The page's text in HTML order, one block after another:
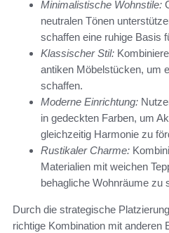
Minimalistische Wohnstile:
neutralen Tönen
schaffen eine ruhige Basis
Klassischer Stil:
antiken Möbelstücken, um
schaffen.
Moderne Einrichtung:
in gedeckten Farben, um
gleichzeitig Harmonie zu
Rustikaler Charme:
Materialien mit weichen
behagliche Wohnräume zu
Durch die strategische
richtige Kombination mit anderen